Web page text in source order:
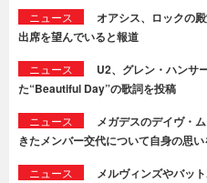
ニュース
オアシス、ロックの
出席を望んでいると報道
ニュース
U2、グレン・ハンサ
た“Beautiful Day”の歌詞を投稿
ニュース
メガデスのデイヴ・
きたメンバー交代について自身の思
ニュース
メルヴィンズやバッ